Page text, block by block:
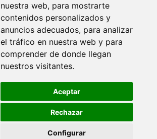
nuestra web, para mostrarte
contenidos personalizados y
anuncios adecuados, para analizar
el tráfico en nuestra web y para
comprender de donde llegan
nuestros visitantes.
Aceptar
Rechazar
Configurar
II Jornada Fundación Piel Sana
Encuentros
Talleres
Pregunta al dermatólogo
Patrocinadores y colaboradores
Sobre nosotros
aedv.fundacionpielsana.es